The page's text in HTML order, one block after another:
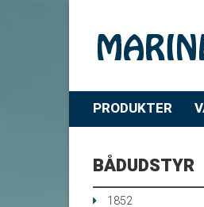
PRODUKTER
BÅDUDSTYR
1852